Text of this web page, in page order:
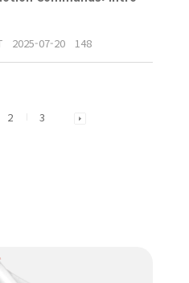
2025-07-20 148
2 3